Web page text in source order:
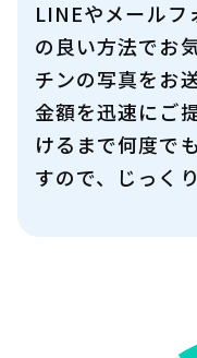
LINEやメールフ
の良い方法でお
チンの写真をお
金額を迅速にご
けるまで何度で
すので、じっく